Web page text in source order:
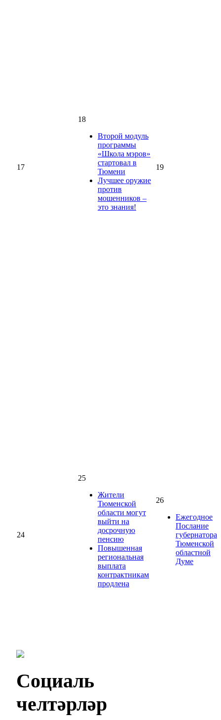
17
18
Второй модуль
программы
«Школа мэров»
стартовал в
Тюмени
Лучшее оружие
против
мошенников –
это знания!
19
24
25
Жители
Тюменской
области могут
выйти на
досрочную
пенсию
Повышенная
региональная
выплата
контрактникам
продлена
26
Ежегодное
Послание
губернатора
Тюменской
областной
Думе
Социаль
челтәрләр